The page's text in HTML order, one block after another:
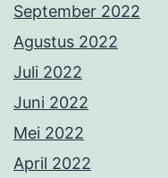
September 2022
Agustus 2022
Juli 2022
Juni 2022
Mei 2022
April 2022